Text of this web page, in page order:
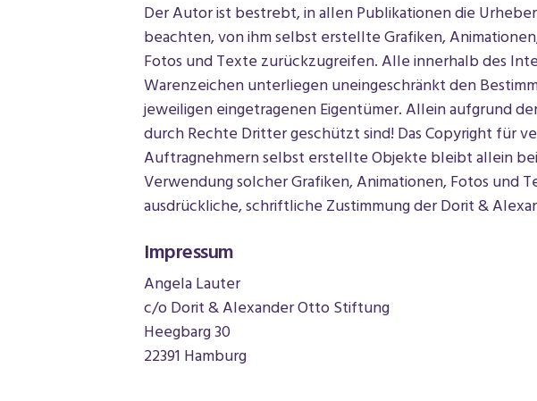
Der Autor ist bestrebt, in allen Publikationen die
beachten, von ihm selbst erstellte Grafiken,
Fotos und Texte zurückzugreifen. Alle innerhalb des
Warenzeichen unterliegen uneingeschränkt den
jeweiligen eingetragenen Eigentümer. Allein aufgrund
durch Rechte Dritter geschützt sind! Das Copyright für
Auftragnehmern selbst erstellte Objekte bleibt allein
Verwendung solcher Grafiken, Animationen, Fotos und
ausdrückliche, schriftliche Zustimmung der Dorit &
Impressum
Angela Lauter
c/o Dorit & Alexander Otto Stiftung
Heegbarg 30
22391 Hamburg